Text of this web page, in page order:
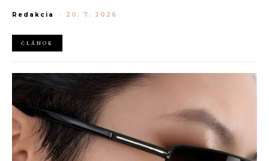
proporciami a posiela minisukne na vedľajšiu koľaj. Tento kúsok
módnych domov sa stáva najsilnejším manifestom modernej
nonšalancie tohto leta.
Redakcia - 20. 7. 2026
ČLÁNOK